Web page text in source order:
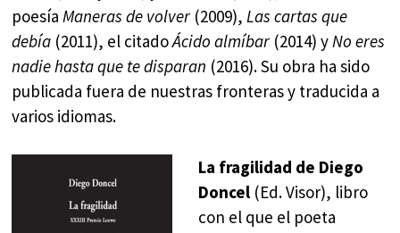
poesíaManeras de volver (2009),Las cartas que
debía (2011), el citadoÁcido almíbar (2014) yNo eres
nadie hasta que te disparan (2016). Su obra ha sido
publicada fuera de nuestras fronteras y traducida a
varios idiomas.
La fragilidad de Diego
Doncel (Ed. Visor), libro
con el que el poeta